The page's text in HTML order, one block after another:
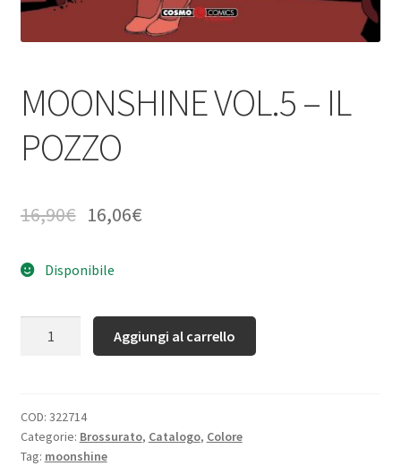
MOONSHINE VOL.5 – IL
POZZO
16,90€ 16,06€
Disponibile
Aggiungi al carrello
COD: 322714
Categorie: Brossurato, Catalogo, Colore
Tag: moonshine